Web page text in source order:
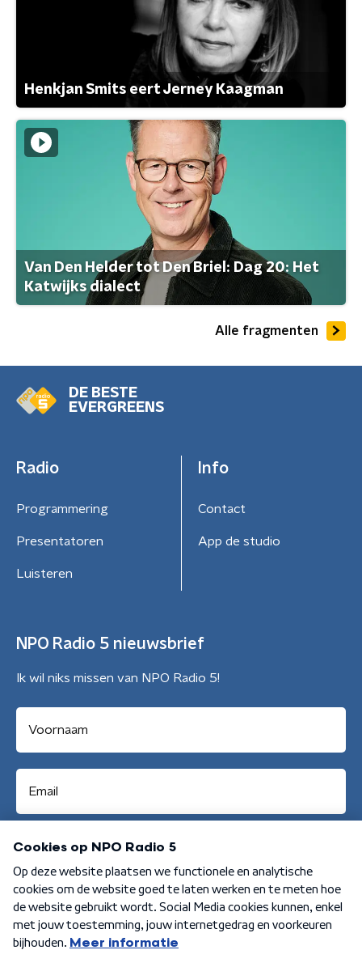
Henkjan Smits eert Jerney Kaagman
Van Den Helder tot Den Briel: Dag 20: Het
Katwijks dialect
Alle fragmenten
DE BESTE
EVERGREENS
Radio
Programmering
Presentatoren
Luisteren
Info
Contact
App de studio
NPO Radio 5 nieuwsbrief
Ik wil niks missen van NPO Radio 5!
Aanmelden
Algemene voorwaarden Privacybeleid